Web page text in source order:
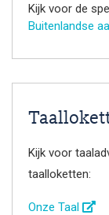
Kijk voor de
Buitenlandse
Kijk voor
taalloketten:
Onze Taal